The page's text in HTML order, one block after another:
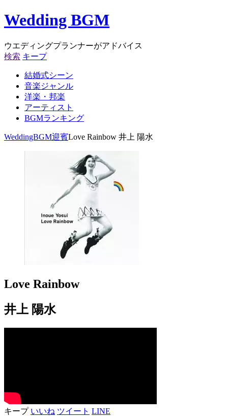
Wedding BGM
ウエディングプランナーがアドバイス
検索 キープ
結婚式シーン
音楽ジャンル
洋楽・邦楽
アーティスト
BGMランキング
WeddingBGM迎賓Love Rainbow 井上 陽水
Love Rainbow
井上 陽水
キープ いいね ツイート LINE